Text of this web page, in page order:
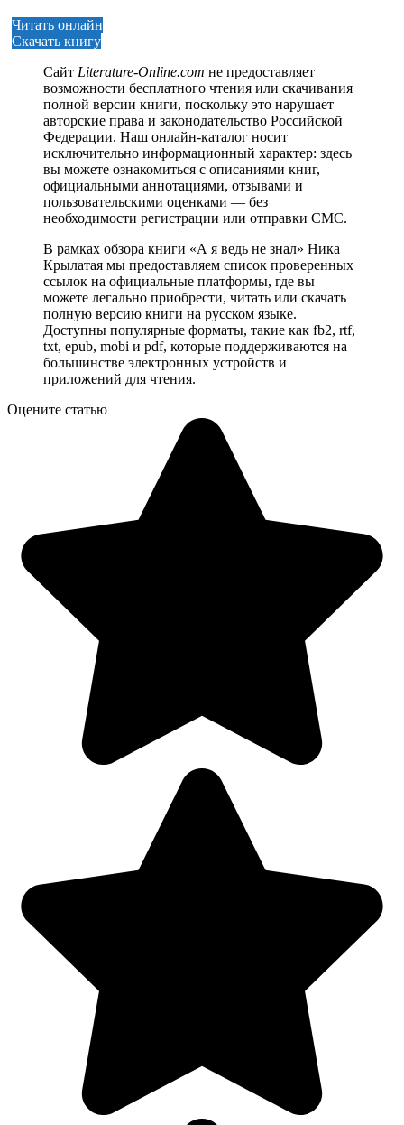
Читать онлайн
Скачать книгу
Сайт Literature-Online.com не предоставляет
возможности бесплатного чтения или скачивания
полной версии книги, поскольку это нарушает
авторские права и законодательство Российской
Федерации. Наш онлайн-каталог носит
исключительно информационный характер: здесь
вы можете ознакомиться с описаниями книг,
официальными аннотациями, отзывами и
пользовательскими оценками — без
необходимости регистрации или отправки СМС.
В рамках обзора книги «А я ведь не знал» Ника
Крылатая мы предоставляем список проверенных
ссылок на официальные платформы, где вы
можете легально приобрести, читать или скачать
полную версию книги на русском языке.
Доступны популярные форматы, такие как fb2, rtf,
txt, epub, mobi и pdf, которые поддерживаются на
большинстве электронных устройств и
приложений для чтения.
Оцените статью